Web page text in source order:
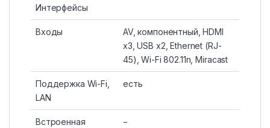
Интерфейсы
Входы
AV, компонентный, HDMI
x3, USB x2, Ethernet (RJ-
45), Wi-Fi 802.11n, Miracast
Поддержка Wi-Fi,
LAN
есть
Встроенная
−